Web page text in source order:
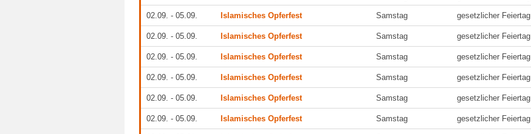
02.09. - 05.09. Islamisches Opferfest Samstag gesetzlicher Feiertag
02.09. - 05.09. Islamisches Opferfest Samstag gesetzlicher Feiertag
02.09. - 05.09. Islamisches Opferfest Samstag gesetzlicher Feiertag
02.09. - 05.09. Islamisches Opferfest Samstag gesetzlicher Feiertag
02.09. - 05.09. Islamisches Opferfest Samstag gesetzlicher Feiertag
02.09. - 05.09. Islamisches Opferfest Samstag gesetzlicher Feiertag